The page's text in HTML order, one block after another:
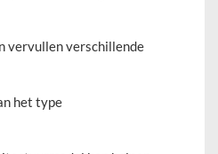
vervullen verschillende
het type